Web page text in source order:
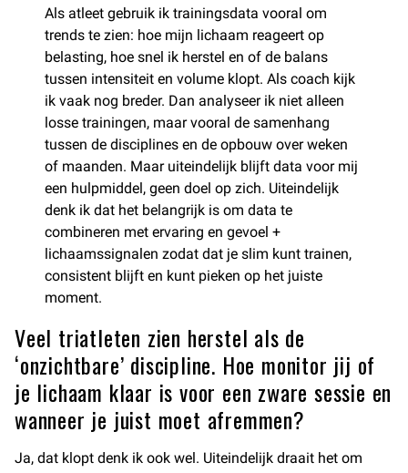
Als atleet gebruik ik trainingsdata vooral om
trends te zien: hoe mijn lichaam reageert op
belasting, hoe snel ik herstel en of de balans
tussen intensiteit en volume klopt. Als coach kijk
ik vaak nog breder. Dan analyseer ik niet alleen
losse trainingen, maar vooral de samenhang
tussen de disciplines en de opbouw over weken
of maanden. Maar uiteindelijk blijft data voor mij
een hulpmiddel, geen doel op zich. Uiteindelijk
denk ik dat het belangrijk is om data te
combineren met ervaring en gevoel +
lichaamssignalen zodat dat je slim kunt trainen,
consistent blijft en kunt pieken op het juiste
moment.
Veel triatleten zien herstel als de
‘onzichtbare’ discipline. Hoe monitor jij of
je lichaam klaar is voor een zware sessie en
wanneer je juist moet afremmen?
Ja, dat klopt denk ik ook wel. Uiteindelijk draait het om